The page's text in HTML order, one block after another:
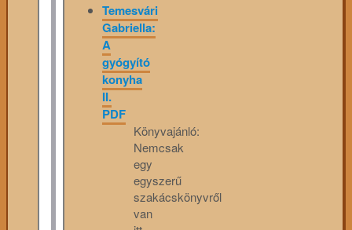
Temesvári
Gabriella:
A
gyógyító
konyha
II.
PDF
Könyvajánló:
Nemcsak
egy
egyszerű
szakácskönyvről
van